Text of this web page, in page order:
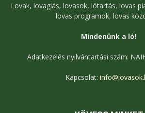
Lovak, lovaglás, lovasok, lótartás, lovas
lovas programok, lovas
Mindenünk a ló!
Adatkezelés nyilvántartási szám:
Kapcsolat: